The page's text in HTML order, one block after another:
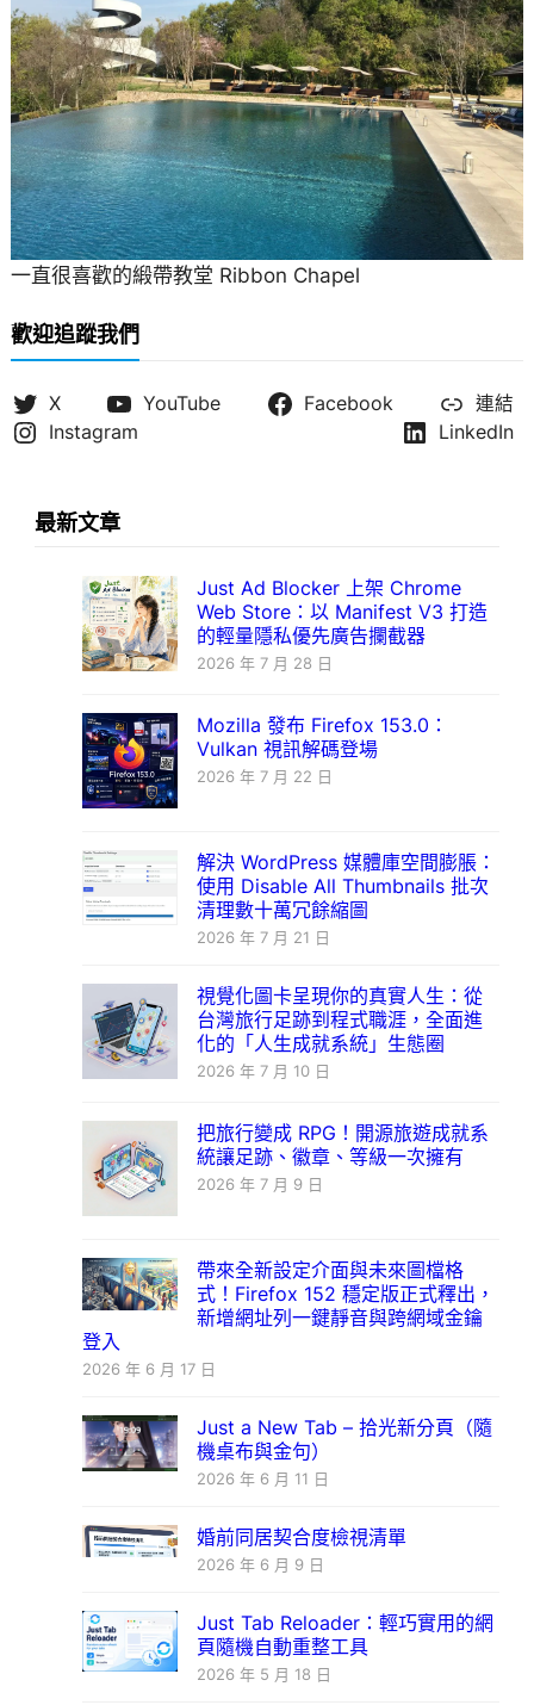
一直很喜歡的緞帶教堂 Ribbon Chapel
歡迎追蹤我們
X YouTube Facebook
連結
Instagram
LinkedIn
最新文章
Just Ad Blocker 上架 Chrome
Web Store：以 Manifest V3 打造
的輕量隱私優先廣告攔截器
2026 年 7 月 28 日
Mozilla 發布 Firefox 153.0：
Vulkan 視訊解碼登場
2026 年 7 月 22 日
解決 WordPress 媒體庫空間膨脹：
使用 Disable All Thumbnails 批次
清理數十萬冗餘縮圖
2026 年 7 月 21 日
視覺化圖卡呈現你的真實人生：從
台灣旅行足跡到程式職涯，全面進
化的「人生成就系統」生態圈
2026 年 7 月 10 日
把旅行變成 RPG！開源旅遊成就系
統讓足跡、徽章、等級一次擁有
2026 年 7 月 9 日
帶來全新設定介面與未來圖檔格
式！Firefox 152 穩定版正式釋出，
新增網址列一鍵靜音與跨網域金鑰
登入
2026 年 6 月 17 日
Just a New Tab – 拾光新分頁（隨
機桌布與金句）
2026 年 6 月 11 日
婚前同居契合度檢視清單
2026 年 6 月 9 日
Just Tab Reloader：輕巧實用的網
頁隨機自動重整工具
2026 年 5 月 18 日